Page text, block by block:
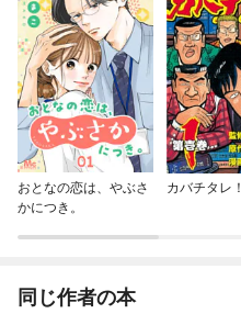
おとなの恋は、やぶさ
かにつき。
カバチタレ！
同じ作者の本